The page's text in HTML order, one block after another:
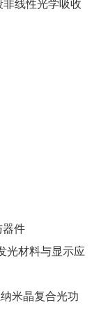
线性光学吸收
件
光材料与显示应
米晶复合光功